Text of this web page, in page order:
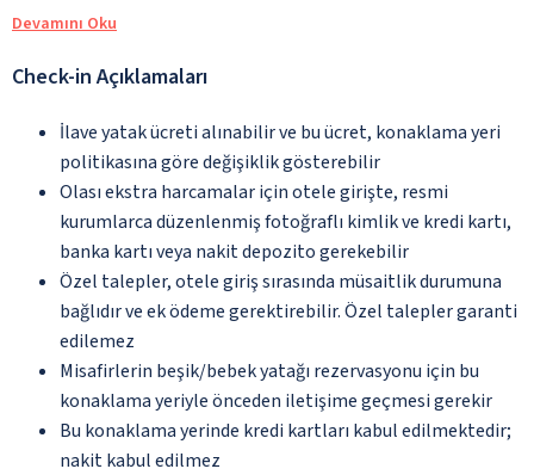
Devamını Oku
Check-in Açıklamaları
İlave yatak ücreti alınabilir ve bu ücret, konaklama yeri
politikasına göre değişiklik gösterebilir
Olası ekstra harcamalar için otele girişte, resmi
kurumlarca düzenlenmiş fotoğraflı kimlik ve kredi kartı,
banka kartı veya nakit depozito gerekebilir
Özel talepler, otele giriş sırasında müsaitlik durumuna
bağlıdır ve ek ödeme gerektirebilir. Özel talepler garanti
edilemez
Misafirlerin beşik/bebek yatağı rezervasyonu için bu
konaklama yeriyle önceden iletişime geçmesi gerekir
Bu konaklama yerinde kredi kartları kabul edilmektedir;
nakit kabul edilmez